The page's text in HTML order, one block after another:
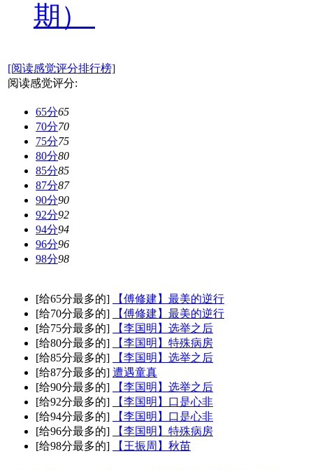
期）
[阅读感觉评分排行榜]
阅读感觉评分:
65分65
70分70
75分75
80分80
85分85
87分87
90分90
92分92
94分94
96分96
98分98
[给65分最多的]
【傅修建】最美的逆行
[给70分最多的]
【傅修建】最美的逆行
[给75分最多的]
【李国明】选举之后
[给80分最多的]
【李国明】特殊病房
[给85分最多的]
【李国明】选举之后
[给87分最多的] 遭遇童真
[给90分最多的]
【李国明】选举之后
[给92分最多的]
【李国明】口是心非
[给94分最多的]
【李国明】口是心非
[给96分最多的]
【李国明】特殊病房
[给98分最多的]
【王振周】秋苗